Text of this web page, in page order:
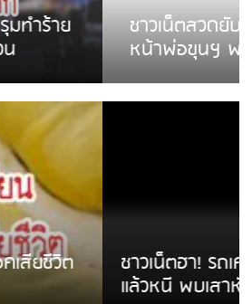
พบพม่าเร่ขายพวงมาลัย
ม่ซื้อเดินตาม
องแม่สายชนป้ายร้านโลงศพ
เบรคหัก หวิดได้ใช้บริการ